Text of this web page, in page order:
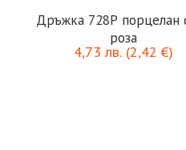
Дръжка 728P порцелан синя
роза
4,73лв. (2,42€)